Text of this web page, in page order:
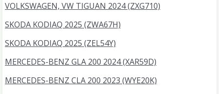
VOLKSWAGEN, VW TIGUAN 2024 (ZXG710)
SKODA KODIAQ 2025 (ZWA67H)
SKODA KODIAQ 2025 (ZEL54Y)
MERCEDES-BENZ GLA 200 2024 (XAR59D)
MERCEDES-BENZ CLA 200 2023 (WYE20K)